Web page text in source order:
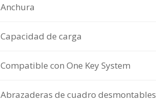
Anchura
Capacidad de carga
Compatible con One Key System
Abrazaderas de cuadro desmontables